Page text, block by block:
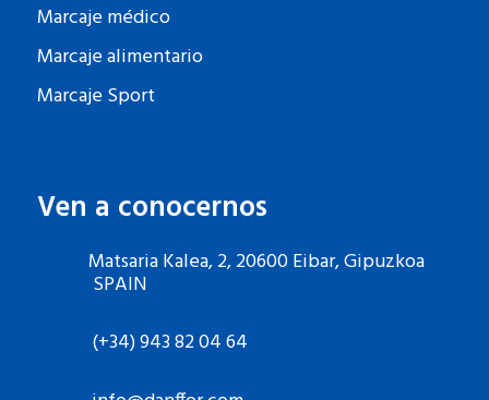
Marcaje médico
Marcaje alimentario
Marcaje Sport
Ven a conocernos
Matsaria Kalea, 2, 20600 Eibar, Gipuzkoa
SPAIN
(+34) 943 82 04 64